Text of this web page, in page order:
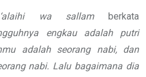
wa sallamberkata
engkau adalah putri
adalah seorang nabi, dan
nabi. Lalu bagaimana dia